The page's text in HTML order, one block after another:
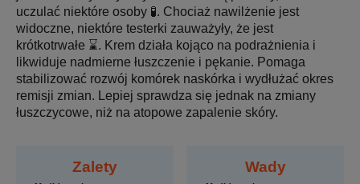
uczulać niektóre osoby 🧪. Chociaż nawilżenie jest
widoczne, niektóre testerki zauważyły, że jest
krótkotrwałe ⌛. Krem działa kojąco na podrażnienia i
likwiduje nadmierne łuszczenie i pękanie. Pomaga
stabilizować rozwój komórek naskórka i wydłużać okres
remisji zmian. Lepiej sprawdza się jednak na zmiany
łuszczycowe, niż na atopowe zapalenie skóry.
Zalety Wady